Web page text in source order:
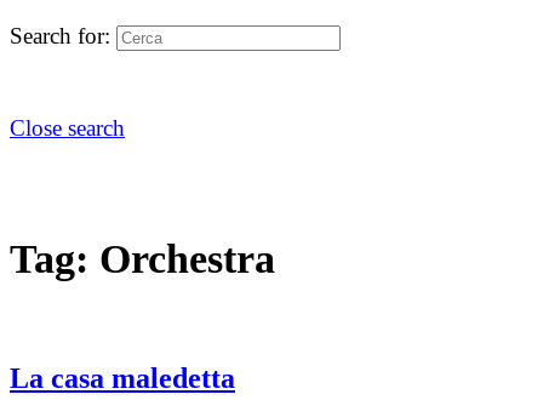
Search for:
Close search
Tag: Orchestra
La casa maledetta